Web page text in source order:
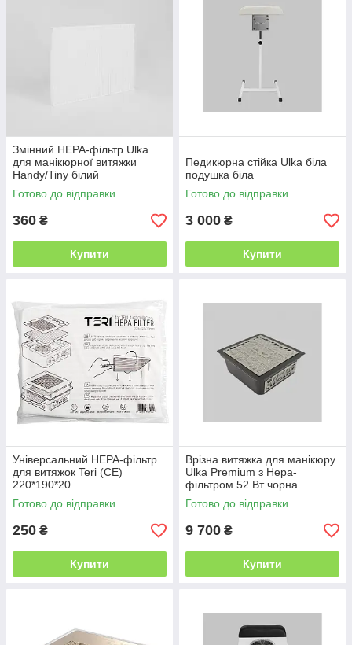
Змінний НЕРА-фільтр Ulka
для манікюрної витяжки
Handy/Tiny білий
Готово до відправки
360 ₴
Купити
Педикюрна стійка Ulka біла
подушка біла
Готово до відправки
3 000 ₴
Купити
Універсальний HEPA-фільтр
для витяжок Teri (CE)
220*190*20
Готово до відправки
250 ₴
Купити
Врізна витяжка для манікюру
Ulka Premium з Hepa-
фільтром 52 Вт чорна
Готово до відправки
9 700 ₴
Купити